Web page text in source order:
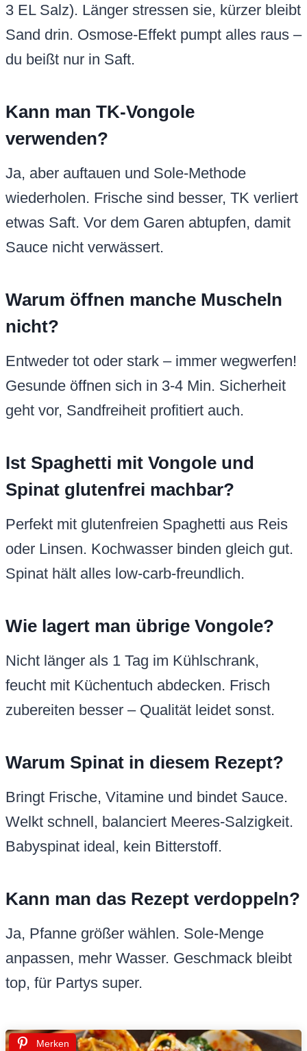
3 EL Salz). Länger stressen sie, kürzer bleibt
Sand drin. Osmose-Effekt pumpt alles raus –
du beißt nur in Saft.
Kann man TK-Vongole
verwenden?
Ja, aber auftauen und Sole-Methode
wiederholen. Frische sind besser, TK verliert
etwas Saft. Vor dem Garen abtupfen, damit
Sauce nicht verwässert.
Warum öffnen manche Muscheln
nicht?
Entweder tot oder stark – immer wegwerfen!
Gesunde öffnen sich in 3-4 Min. Sicherheit
geht vor, Sandfreiheit profitiert auch.
Ist Spaghetti mit Vongole und
Spinat glutenfrei machbar?
Perfekt mit glutenfreien Spaghetti aus Reis
oder Linsen. Kochwasser binden gleich gut.
Spinat hält alles low-carb-freundlich.
Wie lagert man übrige Vongole?
Nicht länger als 1 Tag im Kühlschrank,
feucht mit Küchentuch abdecken. Frisch
zubereiten besser – Qualität leidet sonst.
Warum Spinat in diesem Rezept?
Bringt Frische, Vitamine und bindet Sauce.
Welkt schnell, balanciert Meeres-Salzigkeit.
Babyspinat ideal, kein Bitterstoff.
Kann man das Rezept verdoppeln?
Ja, Pfanne größer wählen. Sole-Menge
anpassen, mehr Wasser. Geschmack bleibt
top, für Partys super.
Merken